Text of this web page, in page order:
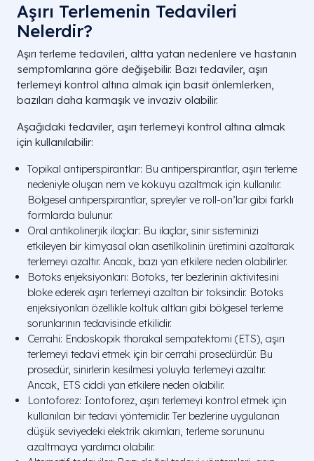
Aşırı Terlemenin Tedavileri
Nelerdir?
Aşırı terleme tedavileri, altta yatan nedenlere ve hastanın
semptomlarına göre değişebilir. Bazı tedaviler, aşırı
terlemeyi kontrol altına almak için basit önlemlerken,
bazıları daha karmaşık ve invaziv olabilir.
Aşağıdaki tedaviler, aşırı terlemeyi kontrol altına almak
için kullanılabilir:
Topikal antiperspirantlar: Bu antiperspirantlar, aşırı terleme
nedeniyle oluşan nem ve kokuyu azaltmak için kullanılır.
Bölgesel antiperspirantlar, spreyler ve roll-on’lar gibi farklı
formlarda bulunur.
Oral antikolinerjik ilaçlar: Bu ilaçlar, sinir sisteminizi
etkileyen bir kimyasal olan asetilkolinin üretimini azaltarak
terlemeyi azaltır. Ancak, bazı yan etkilere neden olabilirler.
Botoks enjeksiyonları: Botoks, ter bezlerinin aktivitesini
bloke ederek aşırı terlemeyi azaltan bir toksindir. Botoks
enjeksiyonları özellikle koltuk altları gibi bölgesel terleme
sorunlarının tedavisinde etkilidir.
Cerrahi: Endoskopik thorakal sempatektomi (ETS), aşırı
terlemeyi tedavi etmek için bir cerrahi prosedürdür. Bu
prosedür, sinirlerin kesilmesi yoluyla terlemeyi azaltır.
Ancak, ETS ciddi yan etkilere neden olabilir.
Lontoforez: Iontoforez, aşırı terlemeyi kontrol etmek için
kullanılan bir tedavi yöntemidir. Ter bezlerine uygulanan
düşük seviyedeki elektrik akımları, terleme sorununu
azaltmaya yardımcı olabilir.